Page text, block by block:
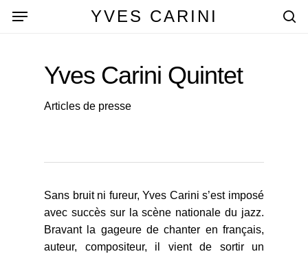
YVES CARINI
Menu
Yves Carini Quintet
Articles de presse
Sans bruit ni fureur, Yves Carini s’est imposé
avec succès sur la scène nationale du jazz.
Bravant la gageure de chanter en français,
auteur, compositeur, il vient de sortir un